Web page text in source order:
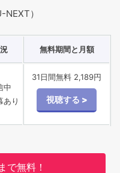
NEXT）
無料期間と月額
中
あり
31日間無料 2,189円
まで無料！